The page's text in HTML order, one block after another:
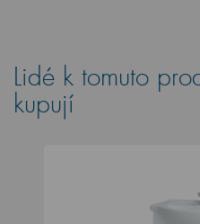
Lidé k tomuto
kupují